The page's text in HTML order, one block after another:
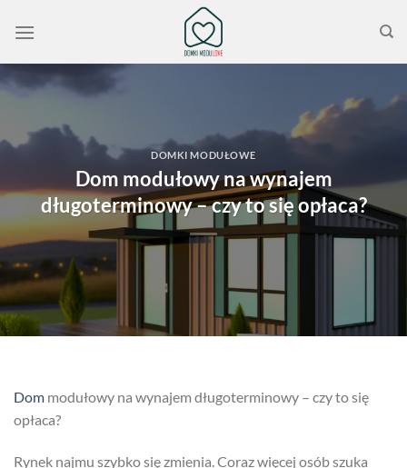
DOMKI MODUŁOWE
Dom modułowy na wynajem
długoterminowy – czy to się opłaca?
Dom modułowy na wynajem długoterminowy – czy to się
opłaca?
Rynek najmu szybko się zmienia. Coraz więcej osób szuka